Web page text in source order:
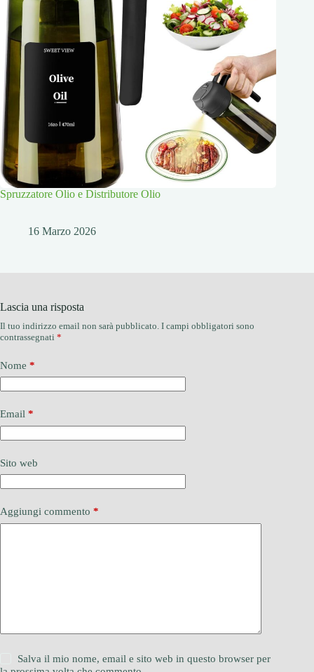
Spruzzatore Olio e Distributore Olio
16 Marzo 2026
Lascia una risposta
Il tuo indirizzo email non sarà pubblicato. I campi obbligatori sono
contrassegnati *
Nome *
Email *
Sito web
Aggiungi commento *
Salva il mio nome, email e sito web in questo browser per